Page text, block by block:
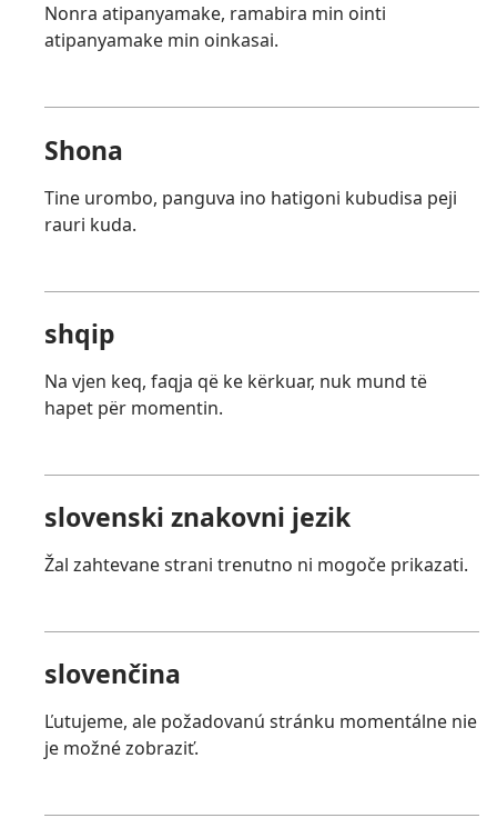
Nonra atipanyamake, ramabira min ointi
atipanyamake min oinkasai.
Shona
Tine urombo, panguva ino hatigoni kubudisa peji
rauri kuda.
shqip
Na vjen keq, faqja që ke kërkuar, nuk mund të
hapet për momentin.
slovenski znakovni jezik
Žal zahtevane strani trenutno ni mogoče prikazati.
slovenčina
Ľutujeme, ale požadovanú stránku momentálne nie
je možné zobraziť.